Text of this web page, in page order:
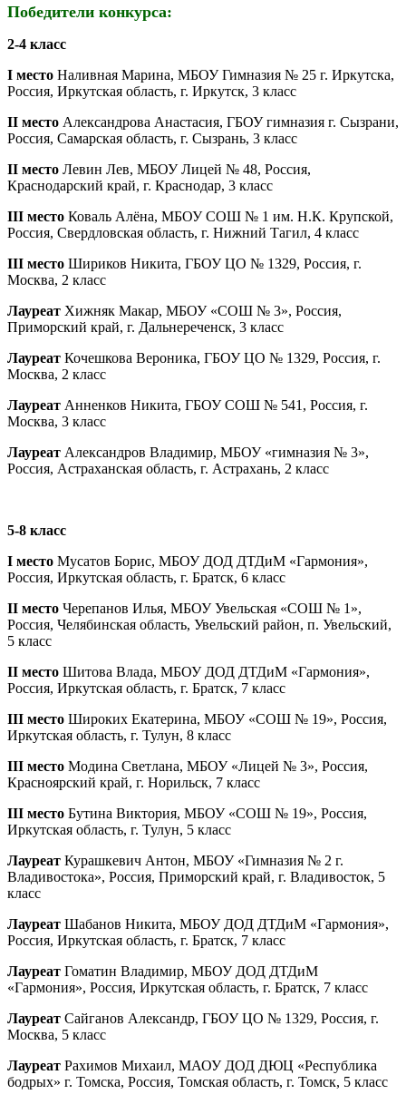
Победители конкурса:
2-4 класс
I место Наливная Марина, МБОУ Гимназия № 25 г. Иркутска,
Россия, Иркутская область, г. Иркутск, 3 класс
II место Александрова Анастасия, ГБОУ гимназия г. Сызрани,
Россия, Самарская область, г. Сызрань, 3 класс
II место Левин Лев, МБОУ Лицей № 48, Россия,
Краснодарский край, г. Краснодар, 3 класс
III место Коваль Алёна, МБОУ СОШ № 1 им. Н.К. Крупской,
Россия, Свердловская область, г. Нижний Тагил, 4 класс
III место Шириков Никита, ГБОУ ЦО № 1329, Россия, г.
Москва, 2 класс
Лауреат Хижняк Макар, МБОУ «СОШ № 3», Россия,
Приморский край, г. Дальнереченск, 3 класс
Лауреат Кочешкова Вероника, ГБОУ ЦО № 1329, Россия, г.
Москва, 2 класс
Лауреат Анненков Никита, ГБОУ СОШ № 541, Россия, г.
Москва, 3 класс
Лауреат Александров Владимир, МБОУ «гимназия № 3»,
Россия, Астраханская область, г. Астрахань, 2 класс
5-8 класс
I место Мусатов Борис, МБОУ ДОД ДТДиМ «Гармония»,
Россия, Иркутская область, г. Братск, 6 класс
II место Черепанов Илья, МБОУ Увельская «СОШ № 1»,
Россия, Челябинская область, Увельский район, п. Увельский,
5 класс
II место Шитова Влада, МБОУ ДОД ДТДиМ «Гармония»,
Россия, Иркутская область, г. Братск, 7 класс
III место Широких Екатерина, МБОУ «СОШ № 19», Россия,
Иркутская область, г. Тулун, 8 класс
III место Модина Светлана, МБОУ «Лицей № 3», Россия,
Красноярский край, г. Норильск, 7 класс
III место Бутина Виктория, МБОУ «СОШ № 19», Россия,
Иркутская область, г. Тулун, 5 класс
Лауреат Курашкевич Антон, МБОУ «Гимназия № 2 г.
Владивостока», Россия, Приморский край, г. Владивосток, 5
класс
Лауреат Шабанов Никита, МБОУ ДОД ДТДиМ «Гармония»,
Россия, Иркутская область, г. Братск, 7 класс
Лауреат Гоматин Владимир, МБОУ ДОД ДТДиМ
«Гармония», Россия, Иркутская область, г. Братск, 7 класс
Лауреат Сайганов Александр, ГБОУ ЦО № 1329, Россия, г.
Москва, 5 класс
Лауреат Рахимов Михаил, МАОУ ДОД ДЮЦ «Республика
бодрых» г. Томска, Россия, Томская область, г. Томск, 5 класс